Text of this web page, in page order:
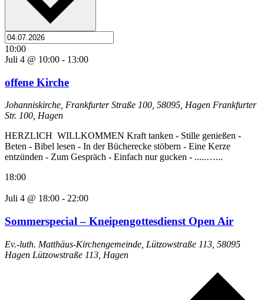
10:00
Juli 4 @ 10:00 - 13:00
offene Kirche
Johanniskirche, Frankfurter Straße 100, 58095, Hagen Frankfurter
Str. 100, Hagen
HERZLICH WILLKOMMEN Kraft tanken - Stille genießen -
Beten - Bibel lesen - In der Bücherecke stöbern - Eine Kerze
entzünden - Zum Gespräch - Einfach nur gucken - .....…...
18:00
Juli 4 @ 18:00 - 22:00
Sommerspecial – Kneipengottesdienst Open Air
Ev.-luth. Matthäus-Kirchengemeinde, Lützowstraße 113, 58095
Hagen Lützowstraße 113, Hagen